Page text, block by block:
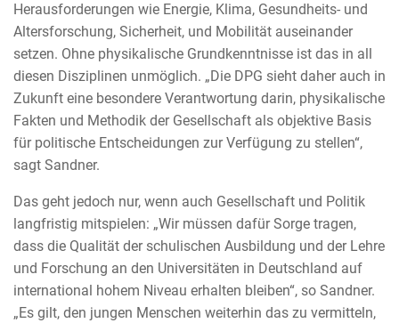
Herausforderungen wie Energie, Klima, Gesundheits- und
Altersforschung, Sicherheit, und Mobilität auseinander
setzen. Ohne physikalische Grundkenntnisse ist das in all
diesen Disziplinen unmöglich. „Die DPG sieht daher auch in
Zukunft eine besondere Verantwortung darin, physikalische
Fakten und Methodik der Gesellschaft als objektive Basis
für politische Entscheidungen zur Verfügung zu stellen“,
sagt Sandner.
Das geht jedoch nur, wenn auch Gesellschaft und Politik
langfristig mitspielen: „Wir müssen dafür Sorge tragen,
dass die Qualität der schulischen Ausbildung und der Lehre
und Forschung an den Universitäten in Deutschland auf
international hohem Niveau erhalten bleiben“, so Sandner.
„Es gilt, den jungen Menschen weiterhin das zu vermitteln,